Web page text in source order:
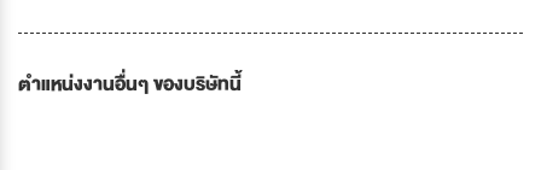
ตำแหน่งงานอื่นๆ ของบริษัทนี้